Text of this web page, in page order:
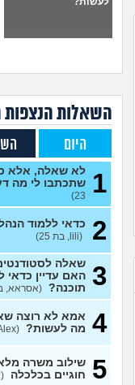
לרפואה (מירי, בת 23)
אני מרגישה שאני
לשום מקום
(ללללל,
לימודים בתחום
קרימינולוגיה עם
פסיכיאטריות
(בר,
ללמוד פסיכולוגיה?
87)
אם הייתה לכם מכונת
ספר כדי להתחיל
(ירין, בת 19)
סיימתי תואר והבנתי
עכשיו?
(טל, בת 29)
מס שאלות
של המכללה האקדמית
(מתלבט לגבי תואר, בן 28)
השאלות הנצפות
היום
1
לא שאלה, אלא
שתכתבו לי מה
23)
2 (lili, בת 25)
3 שאלה
האם עדיין כדאי
תוכנה? (אסראא, בת
4
אמא לא רוצה
מה לעשות? (Alex, בן 21)
5 שילוב משרה
חוגיים בכלכלה